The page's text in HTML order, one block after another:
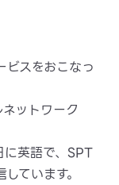
スをおこなっ
ットワーク
に英語で、SPT
ています。